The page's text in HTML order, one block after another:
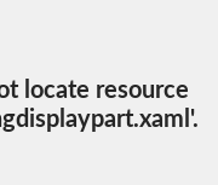
locate resource